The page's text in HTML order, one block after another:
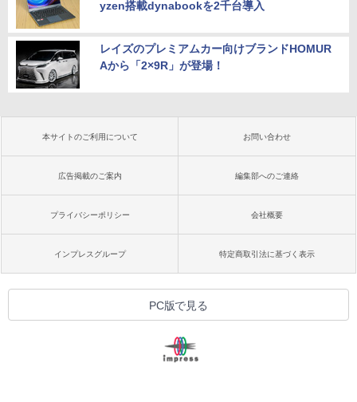
yzen搭載dynabookを2千台導入
レイズのプレミアムカー向けブランドHOMUR
Aから「2×9R」が登場！
本サイトのご利用について お問い合わせ
広告掲載のご案内 編集部へのご連絡
プライバシーポリシー 会社概要
インプレスグループ 特定商取引法に基づく表示
PC版で見る